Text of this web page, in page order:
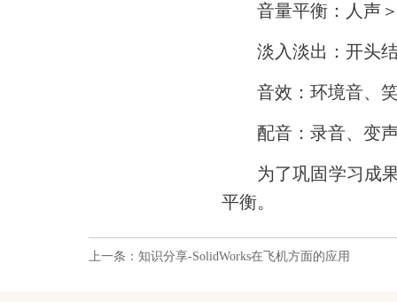
音量平衡：人声
淡入淡出：开头
音效：环境音、
配音：录音、变
为了巩固学习成
平衡。
上一条：知识分享-SolidWorks在飞机方面的应用